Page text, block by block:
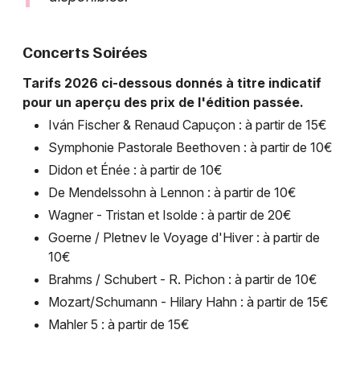
Concerts Soirées
Tarifs 2026 ci-dessous donnés à titre indicatif
pour un aperçu des prix de l'édition passée.
Iván Fischer & Renaud Capuçon : à partir de 15€
Symphonie Pastorale Beethoven : à partir de 10€
Didon et Énée : à partir de 10€
De Mendelssohn à Lennon : à partir de 10€
Wagner - Tristan et Isolde : à partir de 20€
Goerne / Pletnev le Voyage d'Hiver : à partir de
10€
Brahms / Schubert - R. Pichon : à partir de 10€
Mozart/Schumann - Hilary Hahn : à partir de 15€
Mahler 5 : à partir de 15€